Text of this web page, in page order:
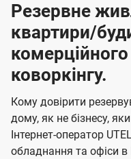
Резервне
квартири/
коворкінгу.
Кому довірити
дому, як не бізнесу,
Інтернет-оператор
обладнання та офіси в